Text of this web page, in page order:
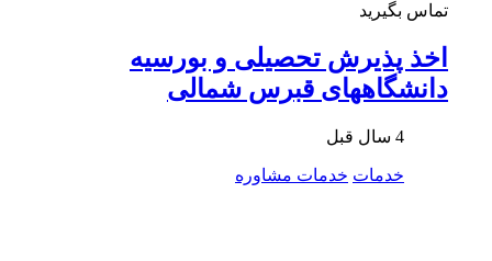
تماس بگیرید
اخذ پذیرش تحصیلی و بورسیه
دانشگاههای قبرس شمالی
4 سال قبل
خدمات خدمات مشاوره